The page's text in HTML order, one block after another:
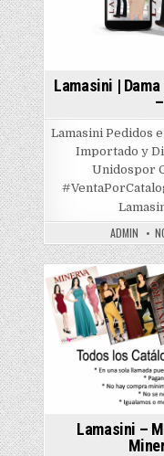
Lamasini |
Lamasini Pedidos
Importado y
Unidospor
ADMIN
Posted
in
Lamasini –